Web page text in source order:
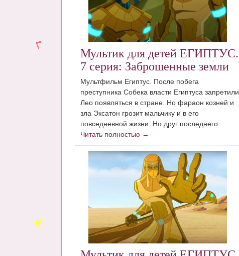
Мультик для детей ЕГИПТУС.
7 серия: Заброшенные земли
Мультфильм Египтус. После побега
преступника Собека власти Египтуса запретили
Лео появляться в стране. Но фараон козней и
зла Эксатон грозит мальчику и в его
повседневной жизни. Но друг последнего...
Читать полностью →